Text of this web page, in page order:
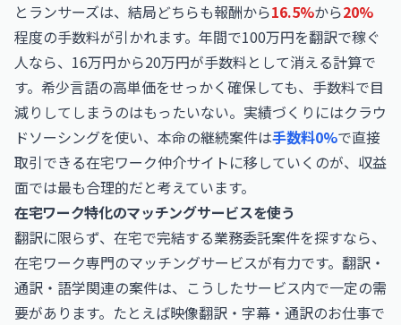
とランサーズは、結局どちらも報酬から16.5%から20%
程度の手数料が引かれます。年間で100万円を翻訳で稼ぐ
人なら、16万円から20万円が手数料として消える計算で
す。希少言語の高単価をせっかく確保しても、手数料で目
減りしてしまうのはもったいない。実績づくりにはクラウ
ドソーシングを使い、本命の継続案件は手数料0%で直接
取引できる在宅ワーク仲介サイトに移していくのが、収益
面では最も合理的だと考えています。
在宅ワーク特化のマッチングサービスを使う
翻訳に限らず、在宅で完結する業務委託案件を探すなら、
在宅ワーク専門のマッチングサービスが有力です。翻訳・
通訳・語学関連の案件は、こうしたサービス内で一定の需
要があります。たとえば映像翻訳・字幕・通訳のお仕事で